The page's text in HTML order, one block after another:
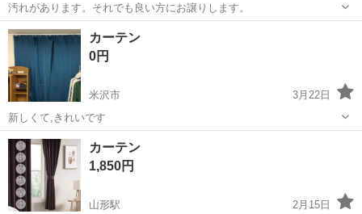
汚れがあります。それでも良い方にお譲りします。
山形 山形市
カーテン
0円
米沢市
3月22日
新しくて,きれいです
山形 米沢市
カーテン
1,850円
山形駅
2月15日